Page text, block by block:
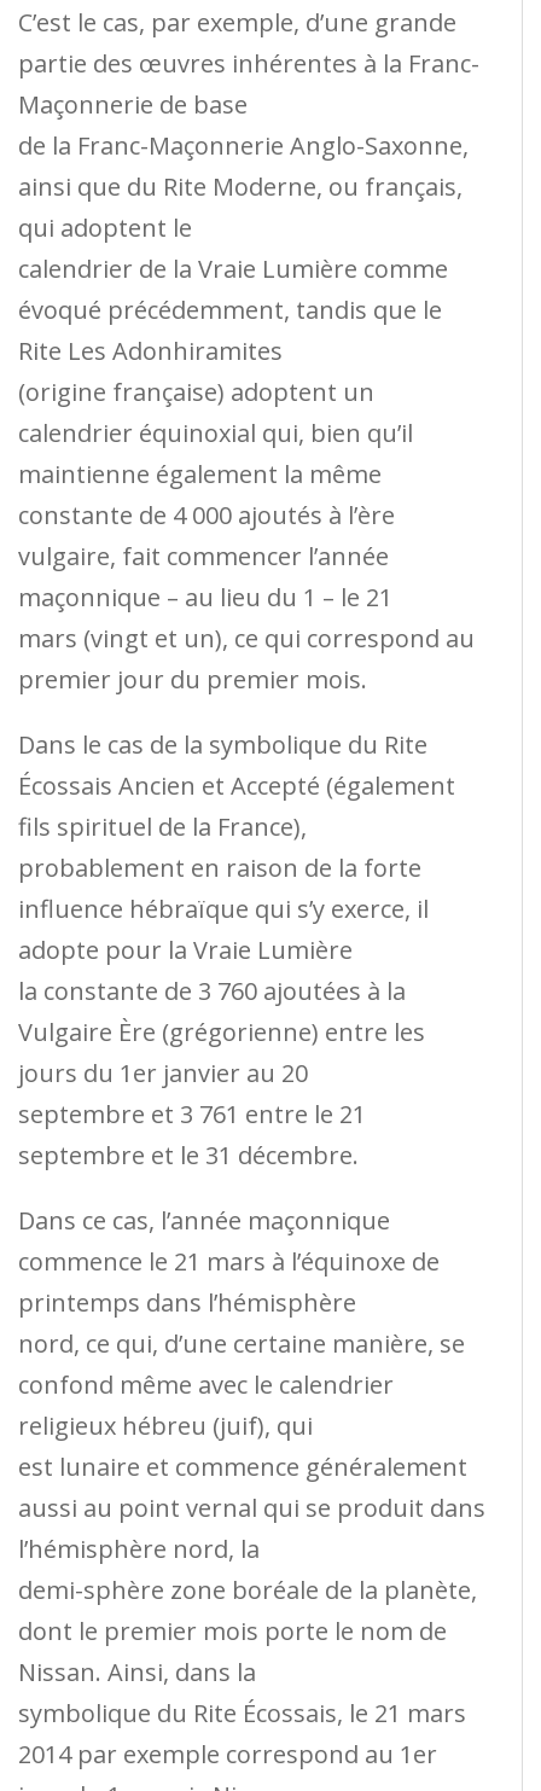
C’est le cas, par exemple, d’une grande
partie des œuvres inhérentes à la Franc-
Maçonnerie de base
de la Franc-Maçonnerie Anglo-Saxonne,
ainsi que du Rite Moderne, ou français,
qui adoptent le
calendrier de la Vraie Lumière comme
évoqué précédemment, tandis que le
Rite Les Adonhiramites
(origine française) adoptent un
calendrier équinoxial qui, bien qu’il
maintienne également la même
constante de 4 000 ajoutés à l’ère
vulgaire, fait commencer l’année
maçonnique – au lieu du 1 – le 21
mars (vingt et un), ce qui correspond au
premier jour du premier mois.
Dans le cas de la symbolique du Rite
Écossais Ancien et Accepté (également
fils spirituel de la France),
probablement en raison de la forte
influence hébraïque qui s’y exerce, il
adopte pour la Vraie Lumière
la constante de 3 760 ajoutées à la
Vulgaire Ère (grégorienne) entre les
jours du 1er janvier au 20
septembre et 3 761 entre le 21
septembre et le 31 décembre.
Dans ce cas, l’année maçonnique
commence le 21 mars à l’équinoxe de
printemps dans l’hémisphère
nord, ce qui, d’une certaine manière, se
confond même avec le calendrier
religieux hébreu (juif), qui
est lunaire et commence généralement
aussi au point vernal qui se produit dans
l’hémisphère nord, la
demi-sphère zone boréale de la planète,
dont le premier mois porte le nom de
Nissan. Ainsi, dans la
symbolique du Rite Écossais, le 21 mars
2014 par exemple correspond au 1er